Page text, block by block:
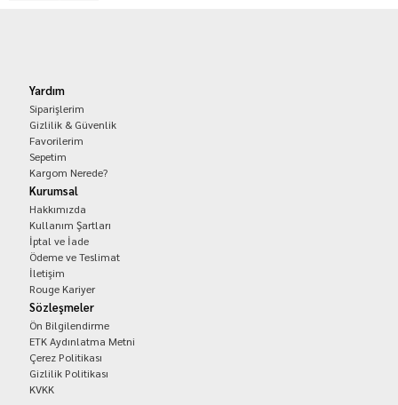
Yardım
Siparişlerim
Gizlilik & Güvenlik
Favorilerim
Sepetim
Kargom Nerede?
Kurumsal
Hakkımızda
Kullanım Şartları
İptal ve İade
Ödeme ve Teslimat
İletişim
Rouge Kariyer
Sözleşmeler
Ön Bilgilendirme
ETK Aydınlatma Metni
Çerez Politikası
Gizlilik Politikası
KVKK